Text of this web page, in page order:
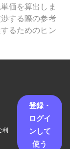
価を算出しま
する際の参考
るためのヒン
利
登録・
ログイ
ンして
使う